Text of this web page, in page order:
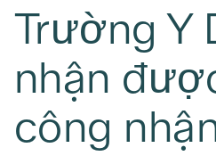
Trường Y
nhận
công